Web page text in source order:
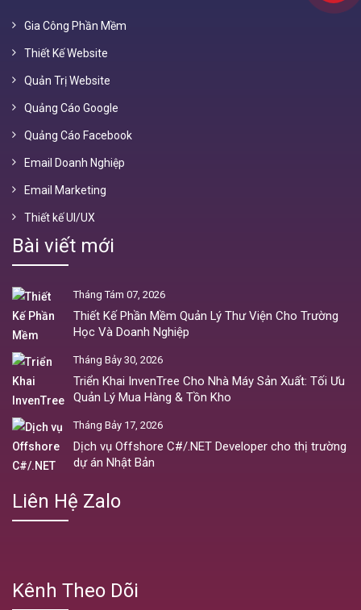
Gia Công Phần Mềm
Thiết Kế Website
Quản Trị Website
Quảng Cáo Google
Quảng Cáo Facebook
Email Doanh Nghiệp
Email Marketing
Thiết kế UI/UX
Bài viết mới
Tháng Tám 07, 2026
Thiết Kế Phần Mềm Quản Lý Thư Viện Cho Trường
Học Và Doanh Nghiệp
Tháng Bảy 30, 2026
Triển Khai InvenTree Cho Nhà Máy Sản Xuất: Tối Ưu
Quản Lý Mua Hàng & Tồn Kho
Tháng Bảy 17, 2026
Dịch vụ Offshore C#/.NET Developer cho thị trường
dự án Nhật Bản
Liên Hệ Zalo
Kênh Theo Dõi